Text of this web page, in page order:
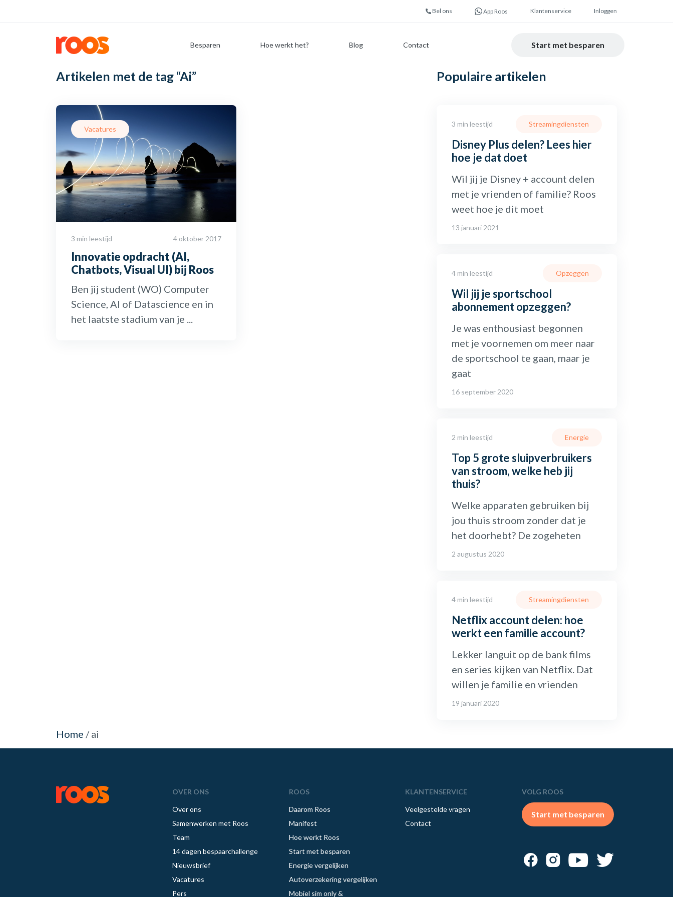
Bel ons App Roos Klantenservice Inloggen
Besparen Hoe werkt het? Blog Contact Start met besparen
Artikelen met de tag “Ai”
Vacatures
3 min leestijd 4 oktober 2017
Innovatie opdracht (AI,
Chatbots, Visual UI) bij Roos
Ben jij student (WO) Computer
Science, AI of Datascience en in
het laatste stadium van je ...
Populaire artikelen
3 min leestijd
Disney Plus delen? Lees hier
hoe je dat doet
Streamingdiensten
Wil jij je Disney + account delen
met je vrienden of familie? Roos
weet hoe je dit moet
13 januari 2021
4 min leestijd
Wil jij je sportschool
abonnement opzeggen?
Opzeggen
Je was enthousiast begonnen
met je voornemen om meer naar
de sportschool te gaan, maar je
gaat
16 september 2020
2 min leestijd
Top 5 grote sluipverbruikers
van stroom, welke heb jij
thuis?
Energie
Welke apparaten gebruiken bij
jou thuis stroom zonder dat je
het doorhebt? De zogeheten
2 augustus 2020
4 min leestijd
Netflix account delen: hoe
werkt een familie account?
Streamingdiensten
Lekker languit op de bank films
en series kijken van Netflix. Dat
willen je familie en vrienden
19 januari 2020
Home /ai
OVER ONS
Over ons
Samenwerken met Roos
Team
14 dagen bespaarchallenge
Nieuwsbrief
Vacatures
Pers
ROOS
Daarom Roos
Manifest
Hoe werkt Roos
Start met besparen
Energie vergelijken
Autoverzekering vergelijken
Mobiel sim only &
KLANTENSERVICE
Veelgestelde vragen
Contact
VOLG ROOS
Start met besparen